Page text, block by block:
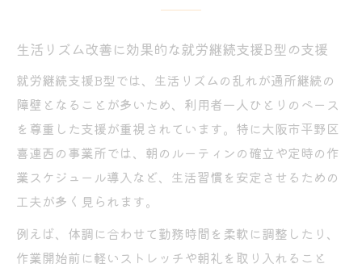
生活リズム改善に効果的な就労継続支援B型の支援
就労継続支援B型では、生活リズムの乱れが通所継続の
障壁となることが多いため、利用者一人ひとりのペース
を尊重した支援が重視されています。特に大阪市平野区
喜連西の事業所では、朝のルーティンの確立や定時の作
業スケジュール導入など、生活習慣を安定させるための
工夫が多く見られます。
例えば、体調に合わせて勤務時間を柔軟に調整したり、
作業開始前に軽いストレッチや朝礼を取り入れること